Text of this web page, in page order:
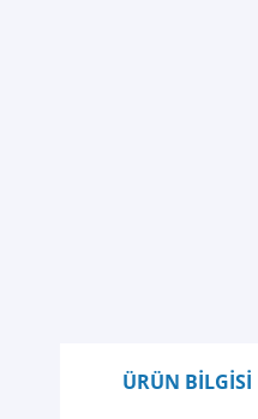
ÜRÜN BİLGİSİ